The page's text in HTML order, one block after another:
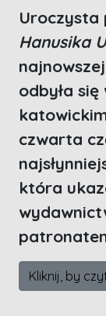
Uroczysta
Hanusika
odbyła się
czwarta
która
Kliknij, by